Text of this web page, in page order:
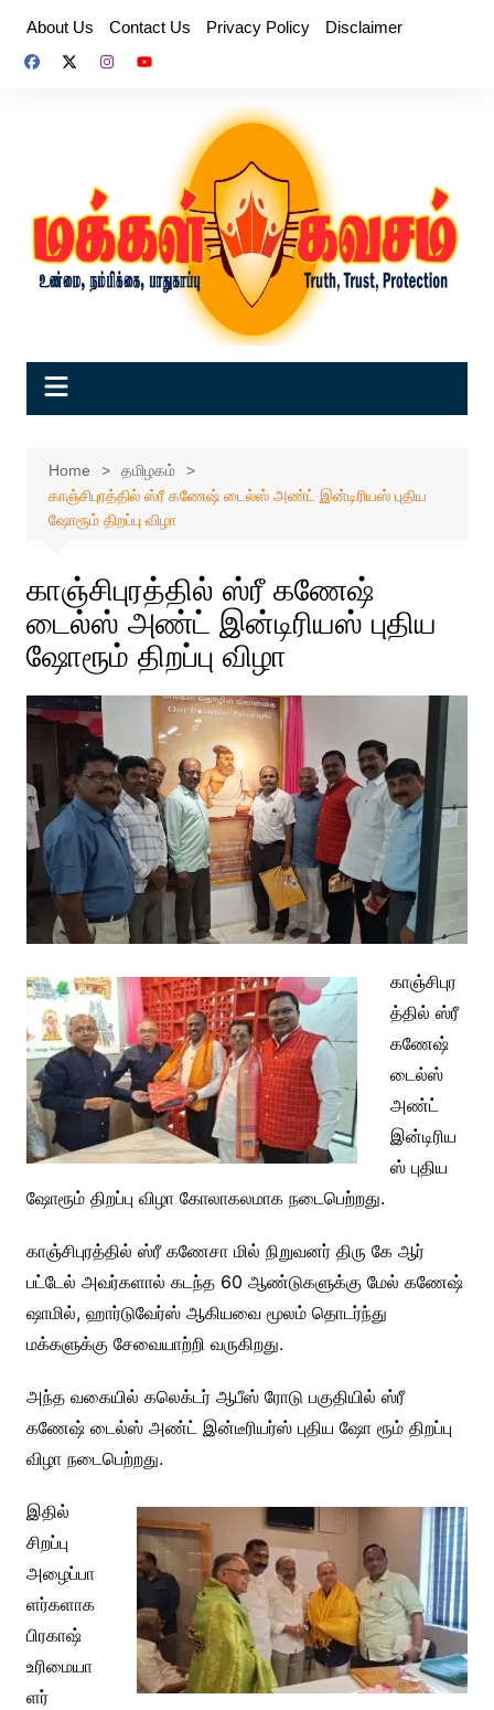
content
About Us Contact Us Privacy Policy Disclaimer
Home
தமிழகம்
காஞ்சிபுரத்தில் ஸ்ரீ கணேஷ் டைல்ஸ் அண்ட் இன்டிரியஸ் புதிய
ஷோரூம் திறப்பு விழா
காஞ்சிபுரத்தில் ஸ்ரீ கணேஷ்
டைல்ஸ் அண்ட் இன்டிரியஸ் புதிய
ஷோரூம் திறப்பு விழா
காஞ்சிபுர
த்தில் ஸ்ரீ
கணேஷ்
டைல்ஸ்
அண்ட்
இன்டிரிய
ஸ் புதிய
ஷோரூம் திறப்பு விழா கோலாகலமாக நடைபெற்றது.
காஞ்சிபுரத்தில் ஸ்ரீ கணேசா மில் நிறுவனர் திரு கே ஆர்
பட்டேல் அவர்களால் கடந்த 60 ஆண்டுகளுக்கு மேல் கணேஷ்
ஷாமில், ஹார்டுவேர்ஸ் ஆகியவை மூலம் தொடர்ந்து
மக்களுக்கு சேவையாற்றி வருகிறது.
அந்த வகையில் கலெக்டர் ஆபீஸ் ரோடு பகுதியில் ஸ்ரீ
கணேஷ் டைல்ஸ் அண்ட் இன்டீரியர்ஸ் புதிய ஷோ ரூம் திறப்பு
விழா நடைபெற்றது.
இதில்
சிறப்பு
அழைப்பா
ளர்களாக
பிரகாஷ்
உரிமையா
ளர்